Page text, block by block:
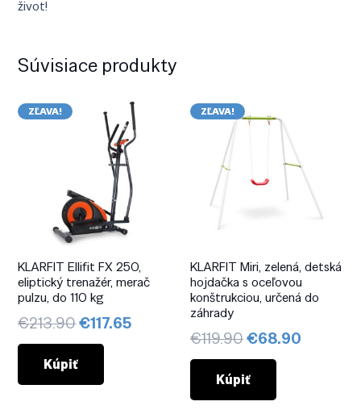
život!
Súvisiace produkty
ZĽAVA!
KLARFIT Ellifit FX 250,
eliptický trenažér, merač
pulzu, do 110 kg
€213.90Pôvodná
cena
€213.90.
€117.65Aktuálna
Kúpiť
ZĽAVA!
KLARFIT Miri, zelená, detská
hojdačka s oceľovou
konštrukciou, určená do
záhrady
€119.90Pôvodná
cena
bola:
€119.90.
€68.90
Kúpiť